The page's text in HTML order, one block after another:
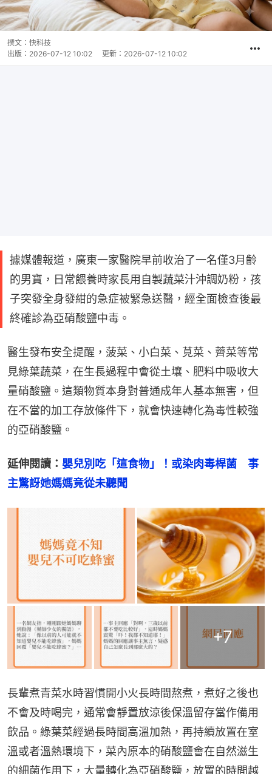
撰文： 快科技
出版： 2026-07-12 10:02 更新： 2026-07-12 10:02
據媒體報道，廣東一家醫院早前收治了一名僅3月齡
的男寶，日常餵養時家長用自製蔬菜汁沖調奶粉，孩
子突發全身發紺的急症被緊急送醫，經全面檢查後最
終確診為亞硝酸鹽中毒。
醫生發布安全提醒，菠菜、小白菜、莧菜、薺菜等常
見綠葉蔬菜，在生長過程中會從土壤、肥料中吸收大
量硝酸鹽。這類物質本身對普通成年人基本無害，但
在不當的加工存放條件下，就會快速轉化為毒性較強
的亞硝酸鹽。
延伸閱讀： 嬰兒別吃「這食物」！或染肉毒桿菌　事
主驚訝她媽媽竟從未聽聞
+7
長輩煮青菜水時習慣開小火長時間熬煮，煮好之後也
不會及時喝完，通常會靜置放涼後保溫留存當作備用
飲品。綠葉菜經過長時間高溫加熱，再持續放置在室
溫或者溫熱環境下，菜內原本的硝酸鹽會在自然滋生
的細菌作用下，大量轉化為亞硝酸鹽，放置的時間越